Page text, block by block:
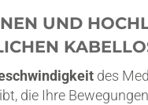
UND
des
die Ihre